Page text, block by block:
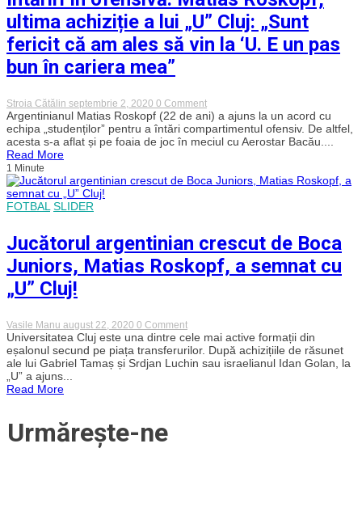
ultima achiziție a lui „U” Cluj: „Sunt
fericit că am ales să vin la ‘U. E un pas
bun în cariera mea”
Stroia Cătălin septembrie 2, 2020 0 Commenton
Întăriri
în
ofensivă.
Matias
achiziție
„Sunt
fericit
că
am
E
un
pas
Argentinianul Matias Roskopf (22 de ani) a ajuns la un acord cu
echipa „studenților” pentru a întări compartimentul ofensiv. De altfel,
acesta s-a aflat și pe foaia de joc în meciul cu Aerostar Bacău....
Read More
1 Minute
FOTBAL SLIDER
Jucătorul argentinian crescut de Boca
Juniors, Matias Roskopf, a semnat cu
„U” Cluj!
Vasile Manu august 22, 2020 0 Commenton
Jucătorul
argentinian
crescut
de
Universitatea Cluj este una dintre cele mai active formații din
eșalonul secund pe piața transferurilor. După achizițiile de răsunet
ale lui Gabriel Tamaș și Srdjan Luchin sau israelianul Idan Golan, la
„U” a ajuns...
Read More
Urmărește-ne